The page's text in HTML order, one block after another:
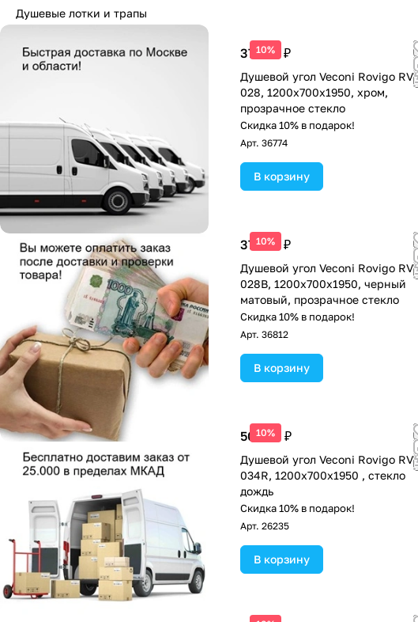
10%
37 927 ₽
Душевой угол Veconi Rovigo RV-
028, 1200х700х1950, хром,
прозрачное стекло
Скидка 10% в подарок!
Арт. 36774
В корзину
10%
37 927 ₽
Душевой угол Veconi Rovigo RV-
028B, 1200х700х1950, черный
матовый, прозрачное стекло
Скидка 10% в подарок!
Арт. 36812
В корзину
10%
50 485 ₽
Душевой угол Veconi Rovigo RV-
034R, 1200х700х1950 , стекло
дождь
Скидка 10% в подарок!
Арт. 26235
В корзину
Душевые лотки и трапы